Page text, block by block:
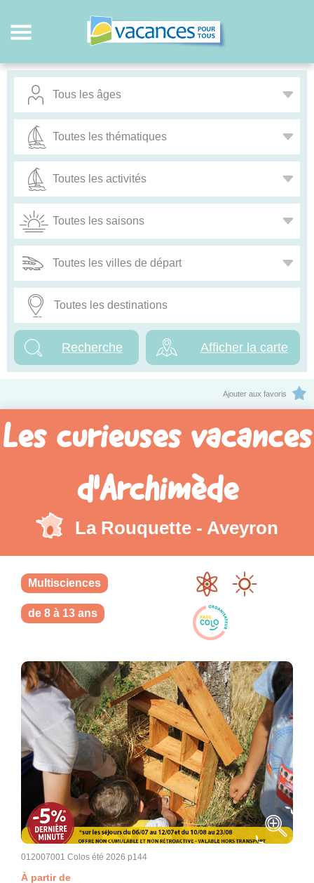
Afficher la carte
Ajouter aux favoris
Les curieuses vacances
d'Archimède
La Rouquette - Aveyron
Multisciences
de 8 à 13 ans
012007001 Colos été 2026 p144
À partir de